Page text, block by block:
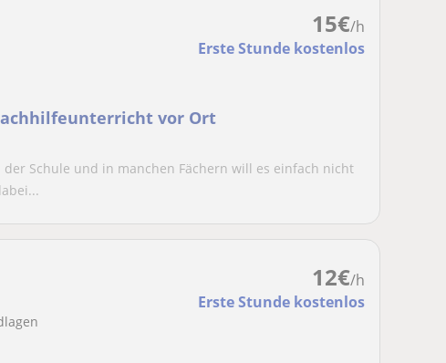
15€/h
Erste Stunde kostenlos
vor Ort
Schule und in manchen Fächern will es einfach nicht
12€/h
Erste Stunde kostenlos